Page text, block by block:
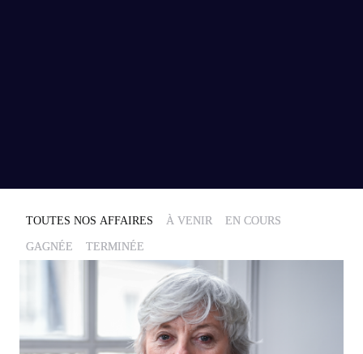
À VENIR EN COURS
GAGNÉE TERMINÉE
TOUTES NOS AFFAIRES